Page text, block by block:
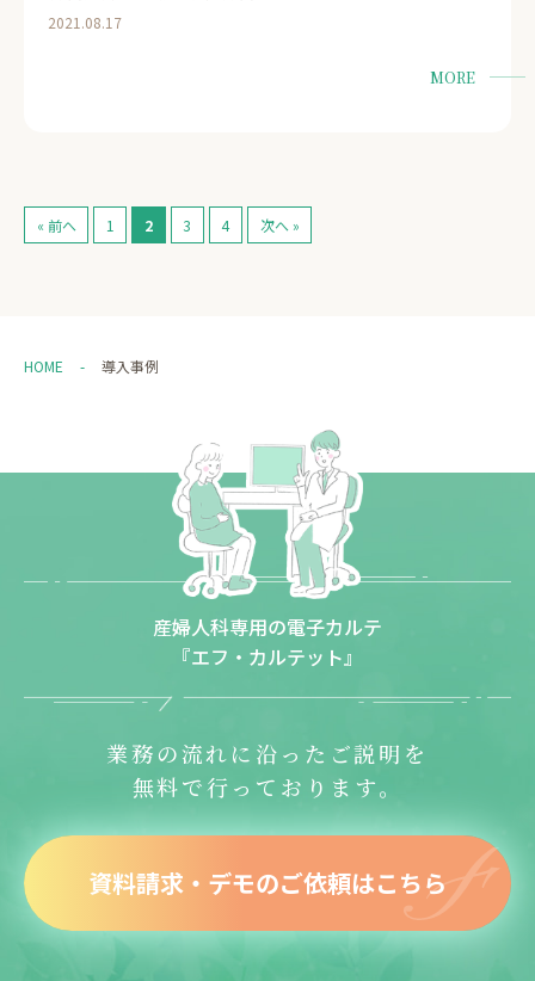
2021.08.17
MORE
« 前へ 1 2 3 4 次へ »
HOME 導入事例
産婦人科専用の電子カルテ
『エフ・カルテット』
業務の流れに沿ったご説明を
無料で行っております。
資料請求・デモのご依頼はこちら